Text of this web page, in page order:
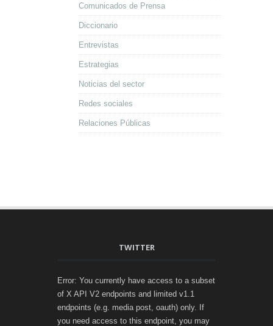
Comunicados de Prensa
Diccionario
Entrevistas
Estrategias
Noticias del sector
Redes sociales
Relaciones Públicas
TWITTER
Error: You currently have access to a subset
of X API V2 endpoints and limited v1.1
endpoints (e.g. media post, oauth) only. If
you need access to this endpoint, you may